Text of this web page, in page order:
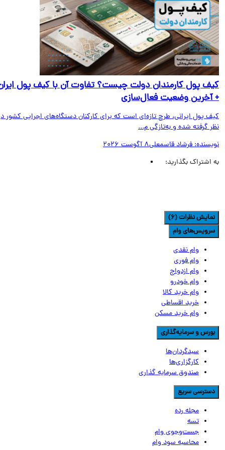
پول کارمندان دولت چیست؟ تفاوت آن با کیف پول ایران
وضعیت فعال‌سازی
پول ایرانی، طرح تازه‌ای است که برای کارکنان دستگاه‌های اجرایی کشور در
گرفته شده و به‌تازگی م...
فرشاد قاسمعلی8 آگوست 2026
اشتراک بگذارید:
نظرات (6)
وام
وام نقدی
وام فوری
وام ازدواج
وام خودرو
وام خرید کالا
خرید اقساطی
وام خرید مسکن
و سرمایه‌گذاری
سبدگردان‌ها
کارگزاری‌ها
صندوق سرمایه گذاری
سریع
مجله رده
تسه
جست‌وجوی وام
محاسبه سود وام